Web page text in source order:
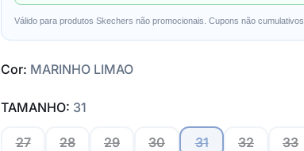
Válido para produtos Skechers não promocionais. Cupons não cumulativos.
Cor: MARINHO LIMAO
TAMANHO: 31
27 28 29 30 31 32 33